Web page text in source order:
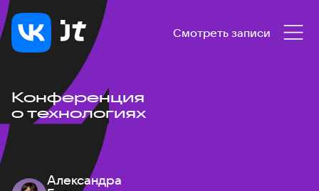
Смотреть записи
Конференция
о технологиях
Александра